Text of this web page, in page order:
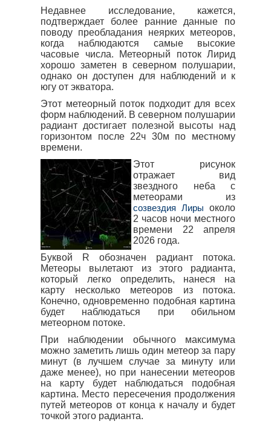
Недавнее исследование, кажется,
подтверждает более ранние данные по
поводу преобладания неярких метеоров,
когда наблюдаются самые высокие
часовые числа. Метеорный поток Лирид
хорошо заметен в северном полушарии,
однако он доступен для наблюдений и к
югу от экватора.
Этот метеорный поток подходит для всех
форм наблюдений. В северном полушарии
радиант достигает полезной высоты над
горизонтом после 22ч 30м по местному
времени.
Этот рисунок
отражает вид
звездного неба с
метеорами из
созвездия Лиры около
2 часов ночи местного
времени 22 апреля
2026 года.
Буквой R обозначен радиант потока.
Метеоры вылетают из этого радианта,
который легко определить, нанеся на
карту несколько метеоров из потока.
Конечно, одновременно подобная картина
будет наблюдаться при обильном
метеорном потоке.
При наблюдении обычного максимума
можно заметить лишь один метеор за пару
минут (в лучшем случае за минуту или
даже менее), но при нанесении метеоров
на карту будет наблюдаться подобная
картина. Место пересечения продолжения
путей метеоров от конца к началу и будет
точкой этого радианта.